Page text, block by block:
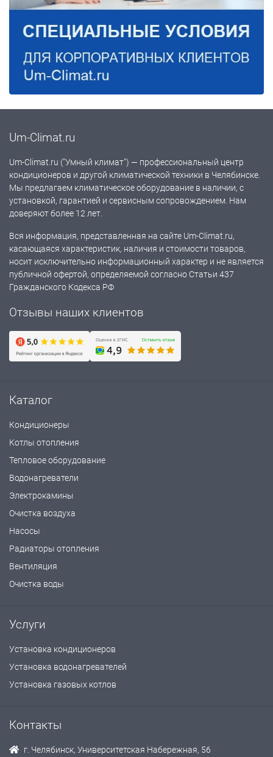
Um-Climat.ru
Um-Climat.ru ("Умный климат") — профессиональный центр
кондиционеров и другой климатической техники в Челябинске.
Мы предлагаем климатическое оборудование в наличии, с
установкой, гарантией и сервисным сопровождением. Нам
доверяют более 12 лет.
Вся информация, представленная на сайте Um-Climat.ru,
касающаяся характеристик, наличия и стоимости товаров,
носит исключительно информационный характер и не является
публичной офертой, определяемой согласно Статьи 437
Гражданского Кодекса РФ
Отзывы наших клиентов
Каталог
Кондиционеры
Котлы отопления
Тепловое оборудование
Водонагреватели
Электрокамины
Очистка воздуха
Насосы
Радиаторы отопления
Вентиляция
Очистка воды
Услуги
Установка кондиционеров
Установка водонагревателей
Установка газовых котлов
Контакты
г. Челябинск, Университетская Набережная, 56